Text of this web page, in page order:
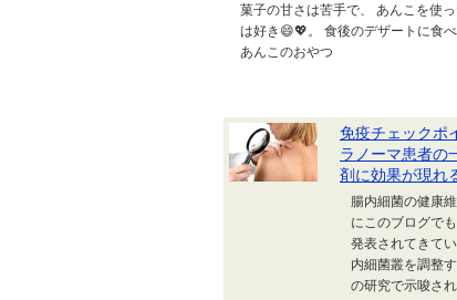
菓子の甘さは苦手で、 あんこを使
は好き😄💖。 食後のデザートに食
あんこのおやつ
免疫チェックポ
ラノーマ患者の
剤に効果が現れ
腸内細菌の健康
にこのブログで
発表されてきて
内細菌叢を調整
の研究で示唆さ